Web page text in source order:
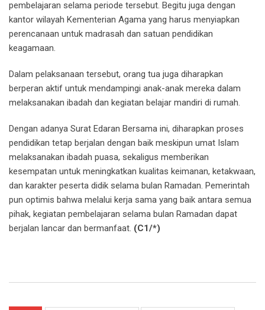
pembelajaran selama periode tersebut. Begitu juga dengan
kantor wilayah Kementerian Agama yang harus menyiapkan
perencanaan untuk madrasah dan satuan pendidikan
keagamaan.
Dalam pelaksanaan tersebut, orang tua juga diharapkan
berperan aktif untuk mendampingi anak-anak mereka dalam
melaksanakan ibadah dan kegiatan belajar mandiri di rumah.
Dengan adanya Surat Edaran Bersama ini, diharapkan proses
pendidikan tetap berjalan dengan baik meskipun umat Islam
melaksanakan ibadah puasa, sekaligus memberikan
kesempatan untuk meningkatkan kualitas keimanan, ketakwaan,
dan karakter peserta didik selama bulan Ramadan. Pemerintah
pun optimis bahwa melalui kerja sama yang baik antara semua
pihak, kegiatan pembelajaran selama bulan Ramadan dapat
berjalan lancar dan bermanfaat. (C1/*)